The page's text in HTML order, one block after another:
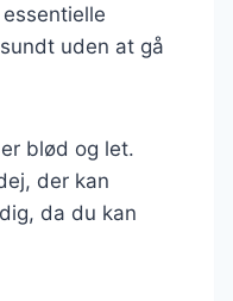
uden at gå
blød og let.
der kan
da du kan